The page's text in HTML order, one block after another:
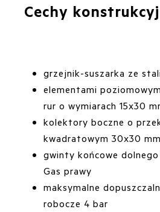
Cechy
grzejnik-suszarka ze
elementami
rur o wymiarach 15x30
kolektory boczne o
kwadratowym 30x30 mm
gwinty końcowe
Gas prawy
maksymalne
robocze 4 bar